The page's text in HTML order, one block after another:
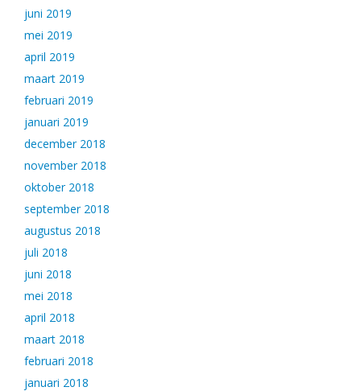
juni 2019
mei 2019
april 2019
maart 2019
februari 2019
januari 2019
december 2018
november 2018
oktober 2018
september 2018
augustus 2018
juli 2018
juni 2018
mei 2018
april 2018
maart 2018
februari 2018
januari 2018